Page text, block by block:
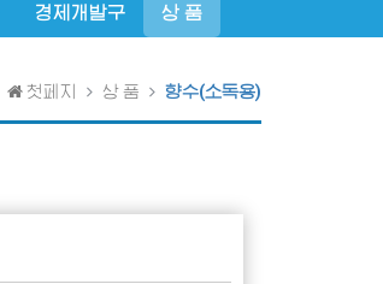
경제개발구 상 품
첫페지 상 품 향수(소독용)